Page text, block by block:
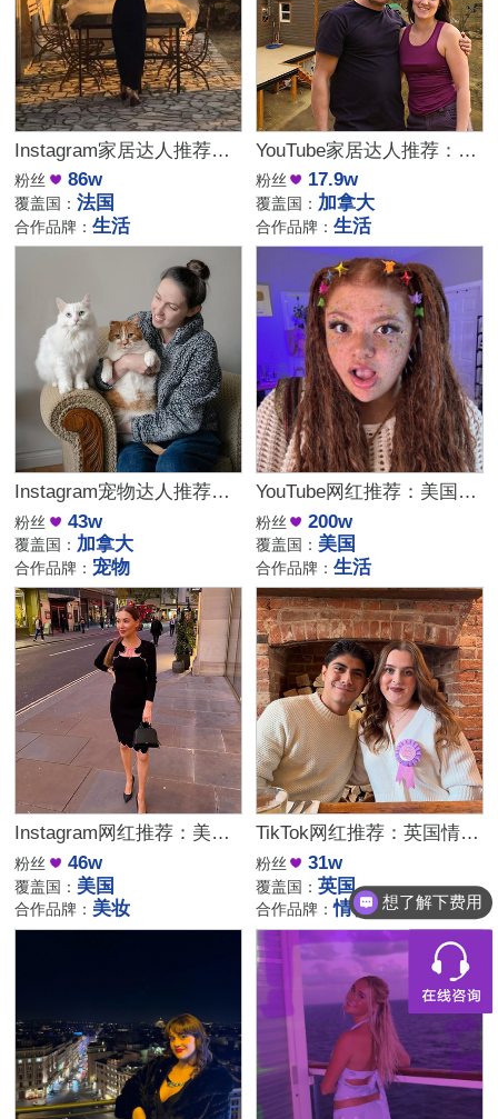
Instagram家居达人推荐：法国庄园生活博主，高端品牌合作优选
粉丝 86w
覆盖国：法国
合作品牌：生活
YouTube家居达人推荐：加拿大DIY建筑生活kol博主
粉丝 17.9w
覆盖国： 加拿大
合作品牌：生活
Instagram宠物达人推荐：加拿大猫咪生活博主，适合宠物品牌合作
粉丝 43w
覆盖国： 加拿大
合作品牌： 宠物
YouTube网红推荐：美国生活方式Vlog博主，200万粉家庭达人合作
粉丝 200w
覆盖国： 美国
合作品牌：生活
Instagram网红推荐：美国美妆护肤博主，46万粉幽默科普达人合作
粉丝 46w
覆盖国： 美国
合作品牌： 美妆
TikTok网红推荐：英国情侣生活旅行博主，互动挑战达人合作
粉丝 31w
覆盖国：英国
合作品牌：情侣生活都有什么服务